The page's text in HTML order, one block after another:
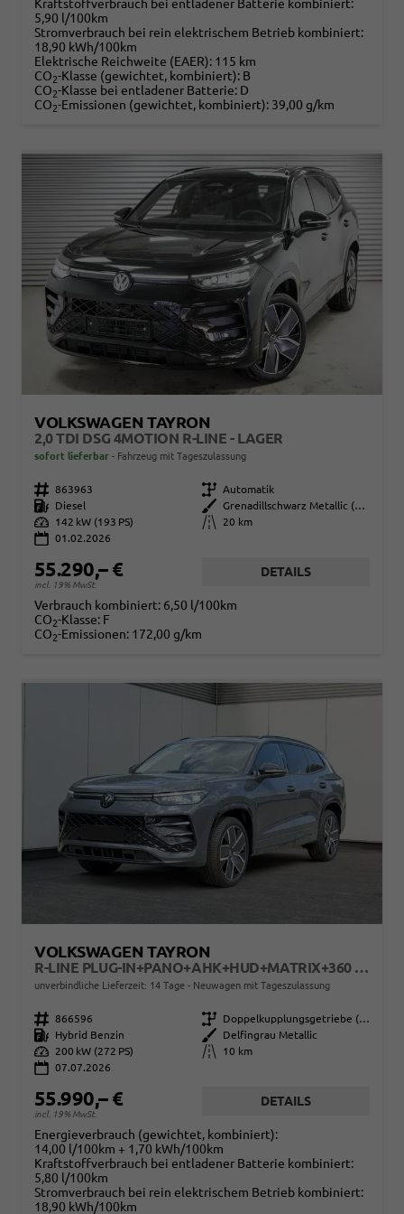
Kraftstoffverbrauch bei entladener Batterie kombiniert:
5,90 l/100km
Stromverbrauch bei rein elektrischem Betrieb kombiniert:
18,90 kWh/100km
Elektrische Reichweite (EAER): 115 km
CO2-Klasse (gewichtet, kombiniert): B
CO2-Klasse bei entladener Batterie: D
CO2-Emissionen (gewichtet, kombiniert): 39,00 g/km
VOLKSWAGEN TAYRON
2,0 TDI DSG 4MOTION R-LINE - LAGER
sofort lieferbar Fahrzeug mit Tageszulassung
Fahrzeugnr. 863963 Getriebe Automatik
Kraftstoff
Diesel Außenfarbe
Grenadillschwarz Metallic (2T)
Leistung
142 kW (193 PS) Kilometerstand
20 km
01.02.2026
55.290,– €
incl. 19% MwSt.
DETAILS
Verbrauch kombiniert: 6,50 l/100km
CO2-Klasse: F
CO2-Emissionen: 172,00 g/km
VOLKSWAGEN TAYRON
R-LINE PLUG-IN+PANO+AHK+HUD+MATRIX+360 KAM+20"ALU+ACC+EHK+BLACK STYLE
unverbindliche Lieferzeit: 14 Tage Neuwagen mit Tageszulassung
Fahrzeugnr. 866596 Getriebe
Doppelkupplungsgetriebe (DSG)
Kraftstoff
Hybrid Benzin Außenfarbe
Delfingrau Metallic
Leistung
200 kW (272 PS) Kilometerstand
10 km
07.07.2026
55.990,– €
incl. 19% MwSt.
DETAILS
Energieverbrauch (gewichtet, kombiniert):
14,00 l/100km + 1,70 kWh/100km
Kraftstoffverbrauch bei entladener Batterie kombiniert:
5,80 l/100km
Stromverbrauch bei rein elektrischem Betrieb kombiniert:
18,90 kWh/100km